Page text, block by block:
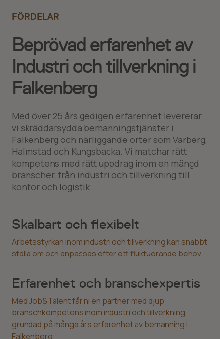
Beprövad erfarenhet av
Industri och tillverkning i
Falkenberg
FÖRDELAR
Med över 25 års gedigen erfarenhet levererar
vi skräddarsydda bemanningstjänster i
Falkenberg och närliggande orter som Varberg,
Halmstad och Kungsbacka. Vi matchar rätt
kompetens med rätt uppdrag inom en mängd
branscher, från industri och tillverkning till
kontor och logistik.
Skalbart och flexibelt
Arbetsstyrkan inom industri och tillverkning kan snabbt
ställa om och anpassas efter ett fluktuerande behov.
Erfarenhet och branschexpertis
Med Job&Talent får ni en partner med djup
branschkompetens inom industri och tillverkning,
grundad på många års erfarenhet av bemanning i
Falkenberg.